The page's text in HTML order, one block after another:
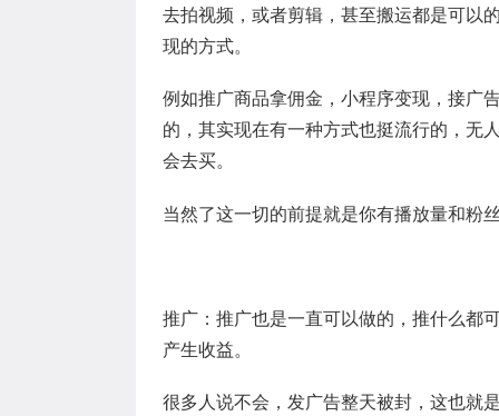
去拍视频，或者剪辑，甚至搬运都是可以
现的方式。
例如推广商品拿佣金，小程序变现，接广
的，其实现在有一种方式也挺流行的，无
会去买。
当然了这一切的前提就是你有播放量和粉
推广：推广也是一直可以做的，推什么都
产生收益。
很多人说不会，发广告整天被封，这也就